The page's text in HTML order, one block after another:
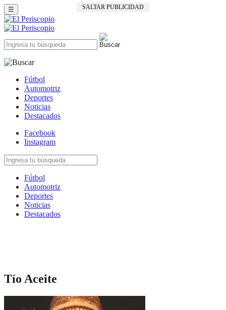
SALTAR PUBLICIDAD
☰
Fútbol
Automotriz
Deportes
Noticias
Destacados
Facebook
Instagram
Fútbol
Automotriz
Deportes
Noticias
Destacados
Tío Aceite